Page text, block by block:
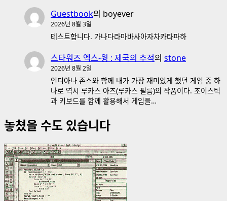
Guestbook의 boyever
2026년 8월 3일
테스트합니다. 가나다라마바사아자차카타파하
스타워즈 엑스-윙 : 제국의 추적의 stone
2026년 8월 2일
인디아나 존스와 함께 내가 가장 재미있게 했던 게임 중 하
나로 역시 루카스 아츠(루카스 필름)의 작품이다. 조이스틱
과 키보드를 함께 활용해서 게임을…
놓쳤을 수도 있습니다